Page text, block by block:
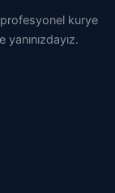
kurye